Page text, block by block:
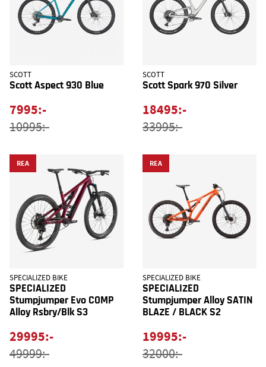
SCOTT
Scott Aspect 930 Blue
7995:-
10995:-
SCOTT
Scott Spark 970 Silver
18495:-
33995:-
REA
SPECIALIZED BIKE
SPECIALIZED
Stumpjumper Evo COMP
Alloy Rsbry/Blk S3
29995:-
49999:-
REA
SPECIALIZED BIKE
SPECIALIZED
Stumpjumper Alloy SATIN
BLAZE / BLACK S2
19995:-
32000:-